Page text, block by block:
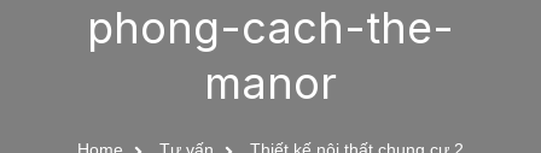
phong-cach-the-
manor